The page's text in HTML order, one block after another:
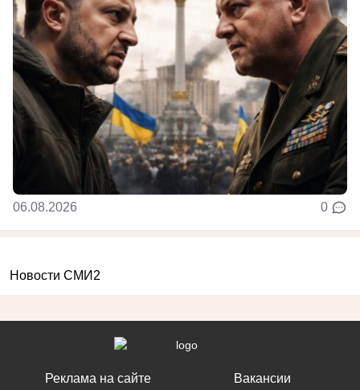
06.08.2026 0
Новости СМИ2
Реклама на сайте Вакансии